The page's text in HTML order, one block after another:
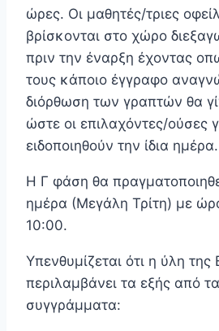
ώρες. Οι μαθητές/τριες
βρίσκονται στο χώρο
πριν την έναρξη έχοντας
τους κάποιο έγγραφο
διόρθωση των γραπτών θα
ώστε οι επιλαχόντες/ούσες
ειδοποιηθούν την ίδια ημέρα.
Η Γ φάση θα
ημέρα (Μεγάλη Τρίτη) με
10:00.
Υπενθυμίζεται ότι η ύλη της
περιλαμβάνει τα εξής από
συγγράμματα: